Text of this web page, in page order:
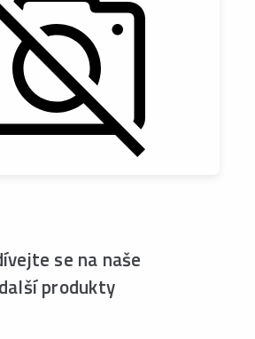
se na naše
další produkty